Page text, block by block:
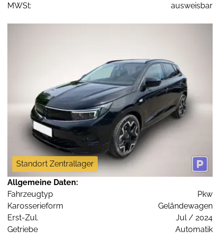
MWSt:
ausweisbar
Standort Zentrallager
Allgemeine Daten:
Fahrzeugtyp
Pkw
Karosserieform
Geländewagen
Erst-Zul.
Jul / 2024
Getriebe
Automatik